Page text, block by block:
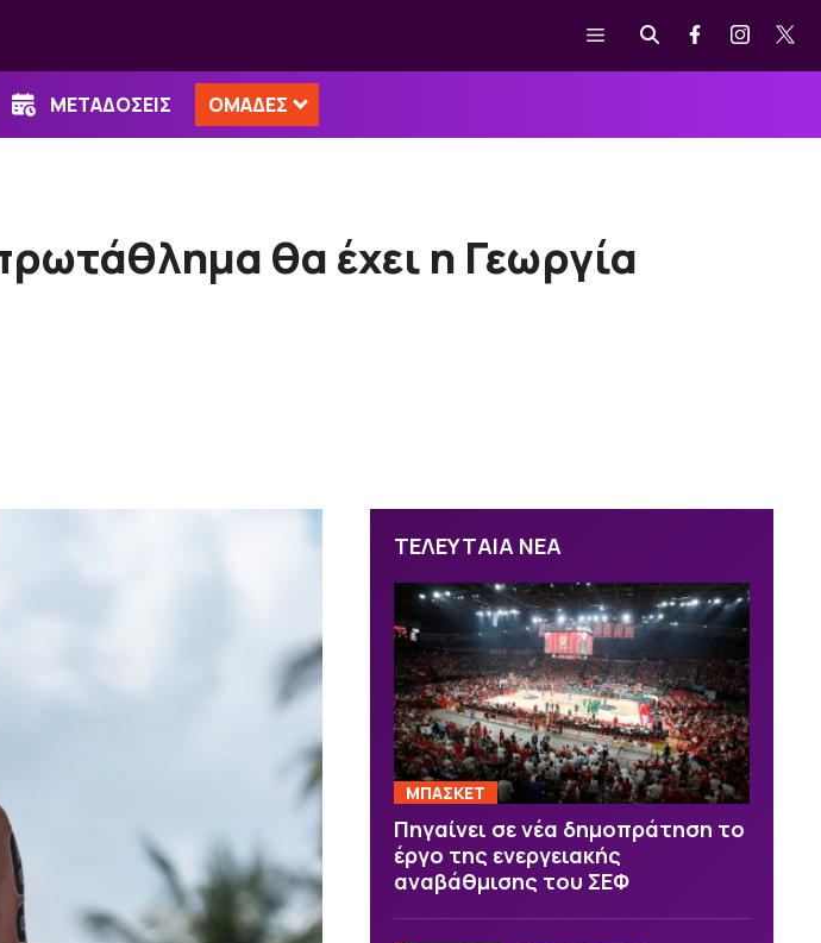
Μενού
ΜΕΤΑΔΟΣΕΙΣ ΟΜΑΔΕΣ
θα έχει η Γεωργία
ΤΕΛΕΥΤΑΙΑ ΝΕΑ
ΜΠΑΣΚΕΤ
Πηγαίνει σε νέα δημοπράτηση το
έργο της ενεργειακής
αναβάθμισης του ΣΕΦ